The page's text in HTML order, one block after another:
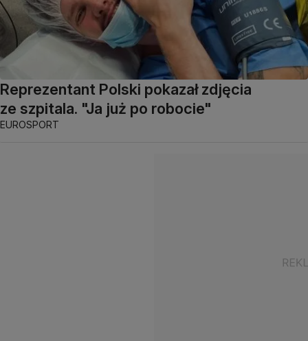
Reprezentant Polski pokazał zdjęcia
ze szpitala. "Ja już po robocie"
EUROSPORT